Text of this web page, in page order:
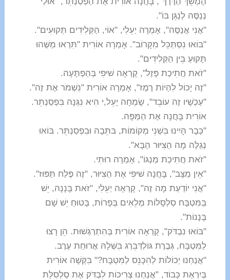
נְנַסֶּה לְנַגֵּן בּוֹ".
"אֲנִי אֲנַסֶּה", אָמְרָה יַעֵלִי, "אוֹי, הַקְּלִידִים תְּקוּעִים".
"בּוֹאוּ נִסְתַּכֵּל מִקָּרוֹב". אָמְרָה אוֹרִית "תִּרְאוּ מַשֶּׁהוּ
תָּקוּעַ בֵּין הַקְּלִידִים".
"זֹאת חֲתִיכַת פָּזֶל", קָרְאָה שׁיּפִי בְּהַפְתָּעָה.
"זֶה יָכוֹל לִהְיוֹת רֶמֶז", אָמְרָה אוֹרִית "נִשְׁמֹר אֶת זֶה".
"עַכְשָׁיו זֶה עוֹבֵד", שָׂמְחָה יָעֵל,י הִיא נִגְּנָה בִּפְסַנְתֵּר.
אוֹרִית בָּחֲנָה אֶת הַמַּפָּה.
"כְּבָר הָיִינוּ בִּשְׁנֵי מְקוֹמוֹת, בּתֵּבָה וּבִפְסַנְתֵּר. בּוֹאוּ
נְגַלֶּה מָה הַצִּיּוּר הַבָּא".
"זֹאת חֲתִיכַת מַנְגּוֹ", אָמְרָה רוּתִי.
"אֵין מַצָּב", בָּחֲנָה שׁיּפִי אֶת הַצִּיּוּר, "זֶה פֶּלַח תַּפּוּז".
"אֲנִי יוֹדַעַת מָה זֶה", קָרְאָה יַעֵלִי, "זֹאת בָּנָנָה, יֵשׁ
בַּמִּטְבָּח סַלְסָלוֹת מְלֵאִים בְּפָרוֹת, בָּטוּחַ יֵשׁ שָׁם
בָּנָנוֹת".
"בּוֹאוּ נִבְדֹּק", קָרְאָה אוֹרִית בְּהִתְרַגְּשׁוּת. הֵן רָצוּ
לַמִּטְבָּח, גְּבֶרֶת גּוֹלְדְּבֵּרְג בִּשְּׁלָהּ אֲרוּחַת עֶרֶב.
"אֲנַחְנוּ יְכוֹלוֹת לְהִכָּנֵס לַמִּטְבָּח?" בִּקְּשָׁה אוֹרִית
בְּיִרְאַת כָּבוֹד, "אֲנַחְנוּ צְרִיכוֹת לִבְדֹּק אֶת סַלְסִלַּת